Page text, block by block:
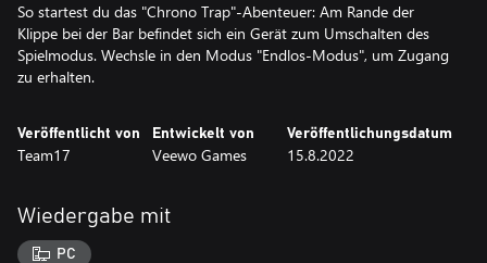
So startest du das "Chrono Trap"-Abenteuer: Am Rande der
Klippe bei der Bar befindet sich ein Gerät zum Umschalten des
Spielmodus. Wechsle in den Modus "Endlos-Modus", um Zugang
zu erhalten.
Veröffentlicht von
Team17
Entwickelt von
Veewo Games
Veröffentlichungsdatum
15.8.2022
Wiedergabe mit
PC